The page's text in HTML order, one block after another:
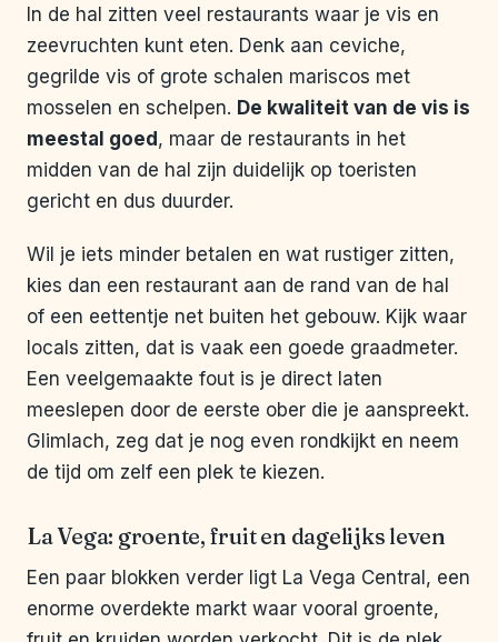
In de hal zitten veel restaurants waar je vis en
zeevruchten kunt eten. Denk aan ceviche,
gegrilde vis of grote schalen mariscos met
mosselen en schelpen. De kwaliteit van de vis is
meestal goed , maar de restaurants in het
midden van de hal zijn duidelijk op toeristen
gericht en dus duurder.
Wil je iets minder betalen en wat rustiger zitten,
kies dan een restaurant aan de rand van de hal
of een eettentje net buiten het gebouw. Kijk waar
locals zitten, dat is vaak een goede graadmeter.
Een veelgemaakte fout is je direct laten
meeslepen door de eerste ober die je aanspreekt.
Glimlach, zeg dat je nog even rondkijkt en neem
de tijd om zelf een plek te kiezen.
La Vega: groente, fruit en dagelijks leven
Een paar blokken verder ligt La Vega Central, een
enorme overdekte markt waar vooral groente,